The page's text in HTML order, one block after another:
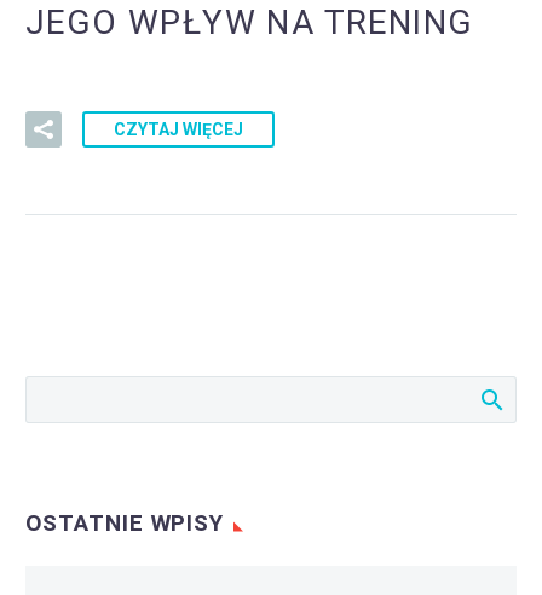
JEGO WPŁYW NA TRENING
CZYTAJ WIĘCEJ
OSTATNIE WPISY